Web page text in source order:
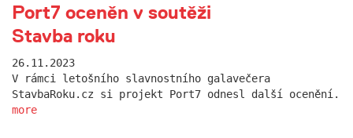
Port7 oceněn v soutěži
Stavba roku
26.11.2023
V rámci letošního slavnostního galavečera
StavbaRoku.cz si projekt Port7 odnesl další ocenění.
more